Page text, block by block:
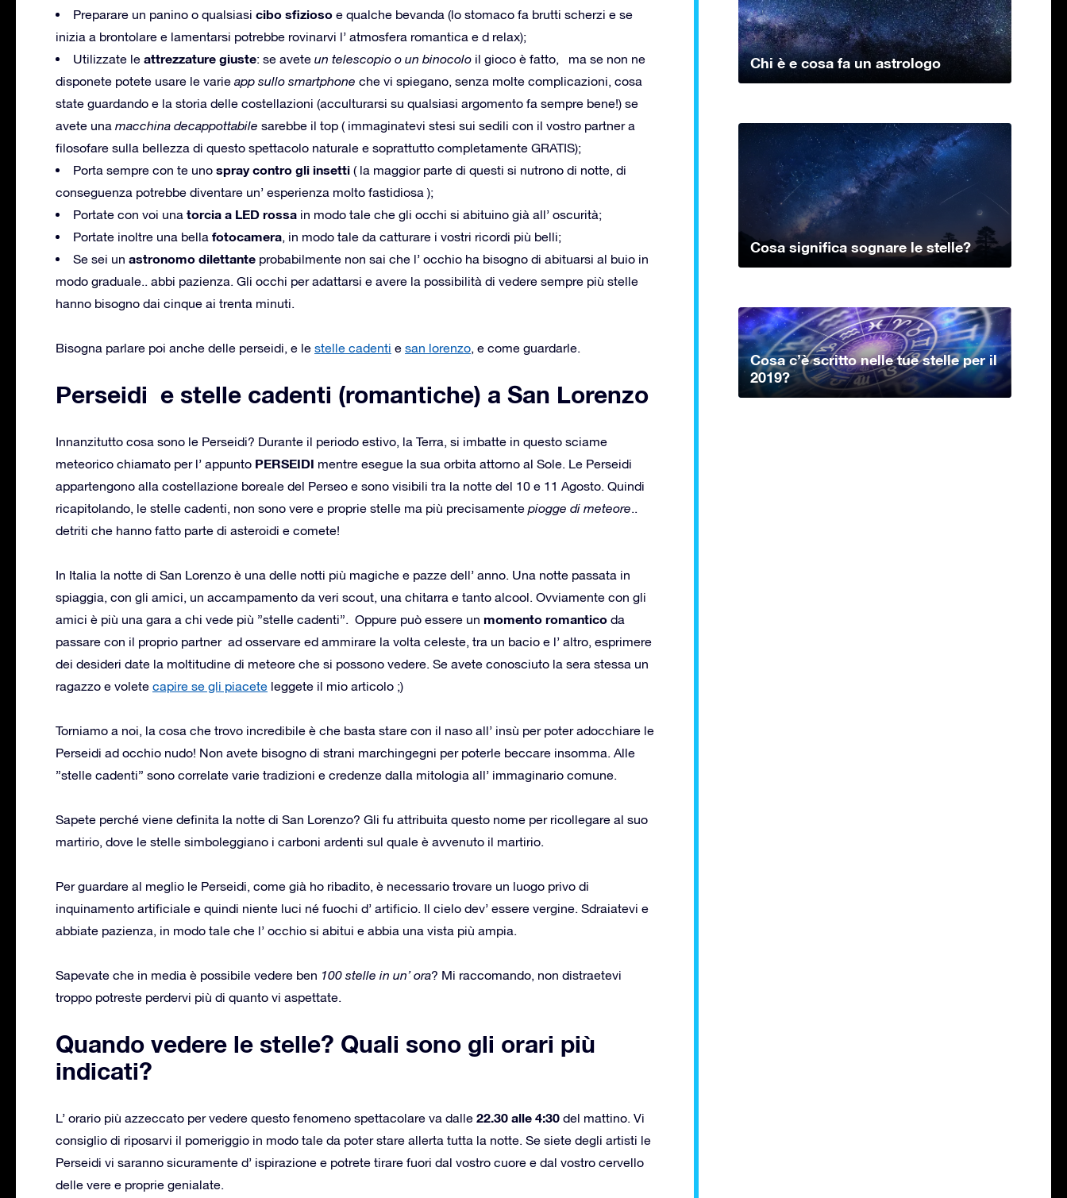
Preparare un panino o qualsiasi cibo sfizioso e qualche bevanda (lo stomaco fa brutti scherzi e se
inizia a brontolare e lamentarsi potrebbe rovinarvi l’ atmosfera romantica e d relax);
Utilizzate le attrezzature giuste: se avete un telescopio o un binocolo il gioco è fatto, ma se non ne
disponete potete usare le varie app sullo smartphone che vi spiegano, senza molte complicazioni, cosa
state guardando e la storia delle costellazioni (acculturarsi su qualsiasi argomento fa sempre bene!) se
avete una macchina decappottabile sarebbe il top ( immaginatevi stesi sui sedili con il vostro partner a
filosofare sulla bellezza di questo spettacolo naturale e soprattutto completamente GRATIS);
Porta sempre con te uno spray contro gli insetti ( la maggior parte di questi si nutrono di notte, di
conseguenza potrebbe diventare un’ esperienza molto fastidiosa );
Portate con voi una torcia a LED rossa in modo tale che gli occhi si abituino già all’ oscurità;
Portate inoltre una bella fotocamera, in modo tale da catturare i vostri ricordi più belli;
Se sei un astronomo dilettante probabilmente non sai che l’ occhio ha bisogno di abituarsi al buio in
modo graduale.. abbi pazienza. Gli occhi per adattarsi e avere la possibilità di vedere sempre più stelle
hanno bisogno dai cinque ai trenta minuti.
Bisogna parlare poi anche delle perseidi, e le stelle cadenti e san lorenzo, e come guardarle.
Perseidi e stelle cadenti (romantiche) a San Lorenzo
Innanzitutto cosa sono le Perseidi? Durante il periodo estivo, la Terra, si imbatte in questo sciame
meteorico chiamato per l’ appunto PERSEIDI mentre esegue la sua orbita attorno al Sole. Le Perseidi
appartengono alla costellazione boreale del Perseo e sono visibili tra la notte del 10 e 11 Agosto. Quindi
ricapitolando, le stelle cadenti, non sono vere e proprie stelle ma più precisamente piogge di meteore..
detriti che hanno fatto parte di asteroidi e comete!
In Italia la notte di San Lorenzo è una delle notti più magiche e pazze dell’ anno. Una notte passata in
spiaggia, con gli amici, un accampamento da veri scout, una chitarra e tanto alcool. Ovviamente con gli
amici è più una gara a chi vede più ”stelle cadenti”. Oppure può essere un momento romantico da
passare con il proprio partner ad osservare ed ammirare la volta celeste, tra un bacio e l’ altro, esprimere
dei desideri date la moltitudine di meteore che si possono vedere. Se avete conosciuto la sera stessa un
ragazzo e volete capire se gli piacete leggete il mio articolo ;)
Torniamo a noi, la cosa che trovo incredibile è che basta stare con il naso all’ insù per poter adocchiare le
Perseidi ad occhio nudo! Non avete bisogno di strani marchingegni per poterle beccare insomma. Alle
”stelle cadenti” sono correlate varie tradizioni e credenze dalla mitologia all’ immaginario comune.
Sapete perché viene definita la notte di San Lorenzo? Gli fu attribuita questo nome per ricollegare al suo
martirio, dove le stelle simboleggiano i carboni ardenti sul quale è avvenuto il martirio.
Per guardare al meglio le Perseidi, come già ho ribadito, è necessario trovare un luogo privo di
inquinamento artificiale e quindi niente luci né fuochi d’ artificio. Il cielo dev’ essere vergine. Sdraiatevi e
abbiate pazienza, in modo tale che l’ occhio si abitui e abbia una vista più ampia.
Sapevate che in media è possibile vedere ben 100 stelle in un’ ora? Mi raccomando, non distraetevi
troppo potreste perdervi più di quanto vi aspettate.
Quando vedere le stelle? Quali sono gli orari più
indicati?
L’ orario più azzeccato per vedere questo fenomeno spettacolare va dalle 22.30 alle 4:30 del mattino. Vi
consiglio di riposarvi il pomeriggio in modo tale da poter stare allerta tutta la notte. Se siete degli artisti le
Perseidi vi saranno sicuramente d’ ispirazione e potrete tirare fuori dal vostro cuore e dal vostro cervello
delle vere e proprie genialate.
Chi è e cosa fa un astrologo
Cosa significa sognare le stelle?
Cosa c’è scritto nelle tue stelle per il
2019?